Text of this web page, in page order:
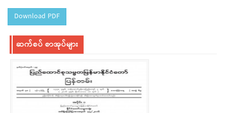
Download PDF
ဆက်စပ် စာအုပ်များ